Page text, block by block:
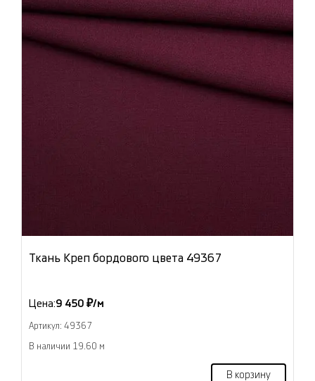
Ткань Креп бордового цвета 49367
Цена:9 450 ₽/м
Артикул: 49367
В наличии 19.60 м
В корзину